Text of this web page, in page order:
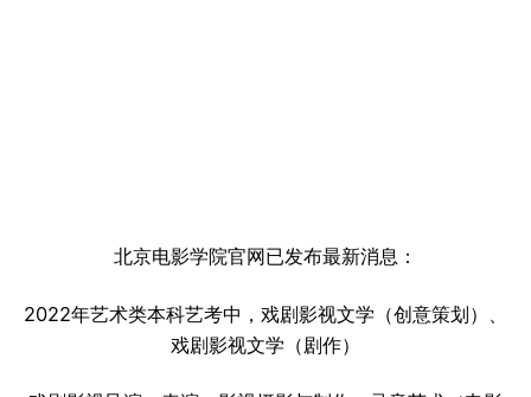
北京电影学院官网已发布最新消息：
2022年艺术类本科艺考中，戏剧影视文学（创意策划）、
戏剧影视文学（剧作）